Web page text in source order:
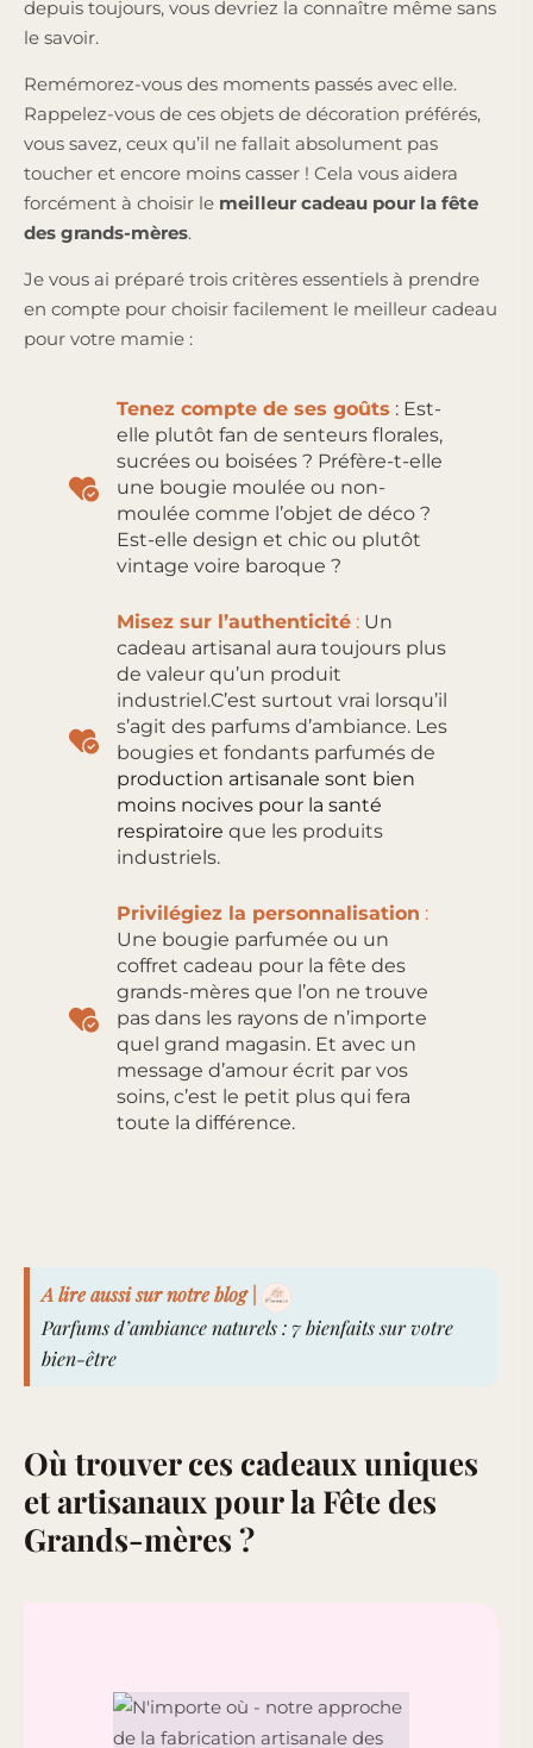
depuis toujours, vous devriez la connaître même sans
le savoir.
Remémorez-vous des moments passés avec elle.
Rappelez-vous de ces objets de décoration préférés,
vous savez, ceux qu’il ne fallait absolument pas
toucher et encore moins casser ! Cela vous aidera
forcément à choisir le meilleur cadeau pour la fête
des grands-mères.
Je vous ai préparé trois critères essentiels à prendre
en compte pour choisir facilement le meilleur cadeau
pour votre mamie :
Tenez compte de ses goûts : Est-
elle plutôt fan de senteurs florales,
sucrées ou boisées ? Préfère-t-elle
une bougie moulée ou non-
moulée comme l’objet de déco ?
Est-elle design et chic ou plutôt
vintage voire baroque ?
Misez sur l’authenticité : Un
cadeau artisanal aura toujours plus
de valeur qu’un produit
industriel.C’est surtout vrai lorsqu’il
s’agit des parfums d’ambiance. Les
bougies et fondants parfumés de
production artisanale sont bien
moins nocives pour la santé
respiratoire que les produits
industriels.
Privilégiez la personnalisation :
Une bougie parfumée ou un
coffret cadeau pour la fête des
grands-mères que l’on ne trouve
pas dans les rayons de n’importe
quel grand magasin. Et avec un
message d’amour écrit par vos
soins, c’est le petit plus qui fera
toute la différence.
A lire aussi sur notre blog |
Parfums d’ambiance naturels : 7 bienfaits sur votre
bien-être
Où trouver ces cadeaux uniques
et artisanaux pour la Fête des
Grands-mères ?